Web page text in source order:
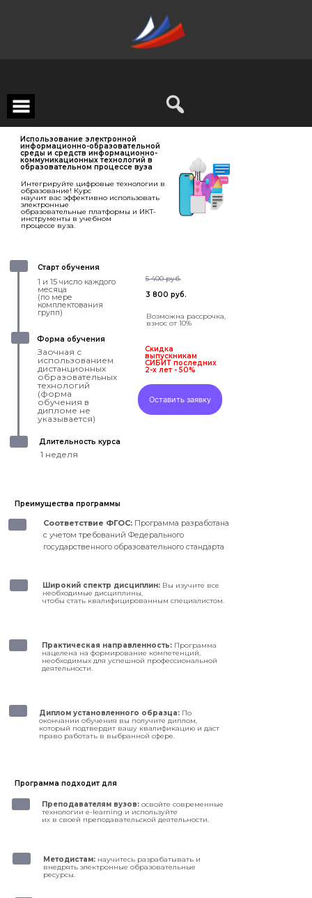
Использование электронной
информационно-образовательной
среды и средств информационно-
коммуникационных технологий в
образовательном процессе вуза
Интегрируйте цифровые технологии в
образование! Курс
научит вас эффективно использовать
электронные
образовательные платформы и ИКТ-
инструменты в учебном
процессе вуза.
Старт обучения
1 и 15 число каждого
месяца
(по мере
комплектования
групп)
Заочная с
использованием
дистанционных
образовательных
технологий
(форма
обучения в
дипломе не
указывается)
1 неделя
5 400 руб.
3 800 руб.
Возможна рассрочка,
взнос от 10%
Скидка
выпускникам
СИБИТ последних
2-х лет - 50%
Форма обучения
Длительность курса
Оставить заявку
Преимущества программы
Соответствие ФГОС: Программа разработана
с учетом требований Федерального
государственного образовательного стандарта
Широкий спектр дисциплин: Вы изучите все
необходимые дисциплины,
чтобы стать квалифицированным специалистом.
Практическая направленность: Программа
нацелена на формирование компетенций,
необходимых для успешной профессиональной
деятельности.
Диплом установленного образца: По
окончании обучения вы получите диплом,
который подтвердит вашу квалификацию и даст
право работать в выбранной сфере.
Программа подходит для
Преподавателям вузов: освойте современные
технологии e-learning и используйте
их в своей преподавательской деятельности.
Методистам: научитесь разрабатывать и
внедрять электронные образовательные
ресурсы.